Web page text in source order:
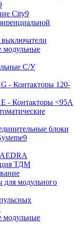
City9
модульные
C/У
- Контакторы 120-
- Контакторы <95A
блоки
ТДМ
модульного
модульные